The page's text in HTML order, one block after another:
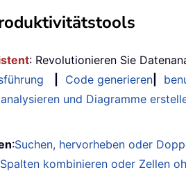
: Revolutionieren Sie
Code generieren
und Diagramme
:Suchen, hervorheben oder
Spalten kombinieren oder Zellen